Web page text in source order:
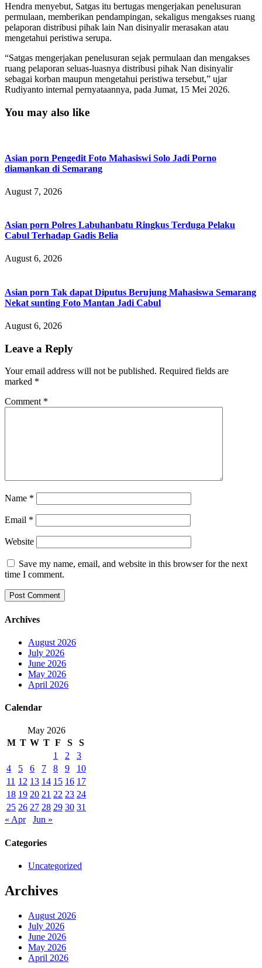
Hendra menyebut, Satgas itu bertugas mengerjakan penelusuran
permulaan, memberikan pendampingan, sekaligus mengakses ruang
pelaporan distribusi pihak lain Nan disinyalir merasakan atau
mengetahui peristiwa serupa.
“Satgas mengerjakan penelusuran sejak permulaan dan mengakses
ruang pelaporan seluas-luasnya distribusi pihak Nan disinyalir
sebagai korban maupun mengetahui peristiwa tersebut,” ujar
Rudiyanto internal pernyataannya, pada Jumat, 15 Mei 2026.
You may also like
Asian porn Pengedit Foto Mahasiswi Solo Jadi Porno
diamankan di Semarang
August 7, 2026
Asian porn Polres Labuhanbatu Ringkus Terduga Pelaku
Cabul Terhadap Gadis Belia
August 6, 2026
Asian porn Tak dapat Diputus Berujung Mahasiswa Semarang
Nekat sunting Foto Mantan Jadi Cabul
August 6, 2026
Leave a Reply
Your email address will not be published. Required fields are
marked *
Comment *
Name *
Email *
Website
Save my name, email, and website in this browser for the next
time I comment.
Archives
August 2026
July 2026
June 2026
May 2026
April 2026
Calendar
May 2026
M T W T F S
S
1
2
3
4
5 6 7 8 9
10
11 12 13 14 15 16 17
18 19 20 21 22 23 24
25 26 27 28 29 30 31
« Apr
Jun »
Categories
Uncategorized
Archives
August 2026
July 2026
June 2026
May 2026
April 2026